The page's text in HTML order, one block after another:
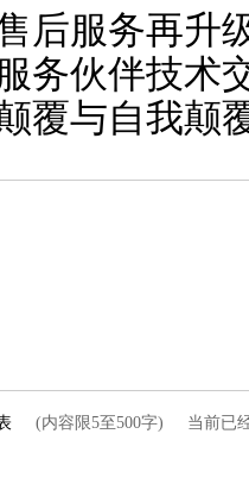
后服务再升
务伙伴技术
覆与自我颠
表 (内容限5至500字) 当前已